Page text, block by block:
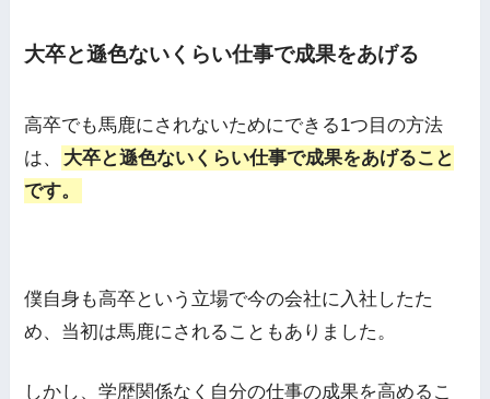
大卒と遜色ないくらい仕事で成果をあげる
高卒でも馬鹿にされないためにできる1つ目の方法
は、
大卒と遜色ないくらい仕事で成果をあげること
です。
僕自身も高卒という立場で今の会社に入社したた
め、当初は馬鹿にされることもありました。
しかし、学歴関係なく自分の仕事の成果を高めるこ